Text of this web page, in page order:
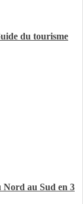
du tourisme
Nord au Sud en 3